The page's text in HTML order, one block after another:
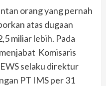
orang yang pernah
atas dugaan
miliar lebih. Pada
Komisaris
selaku direktur
PT IMS per 31